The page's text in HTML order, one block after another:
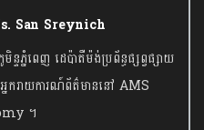
San Sreynich
ទភ្នំពេញ ដេប៉ាតឺម៉ង់ប្រព័ន្ធផ្សព្វផ្សាយ
នករាយការណ៍ព័ត៌មាននៅ AMS
។